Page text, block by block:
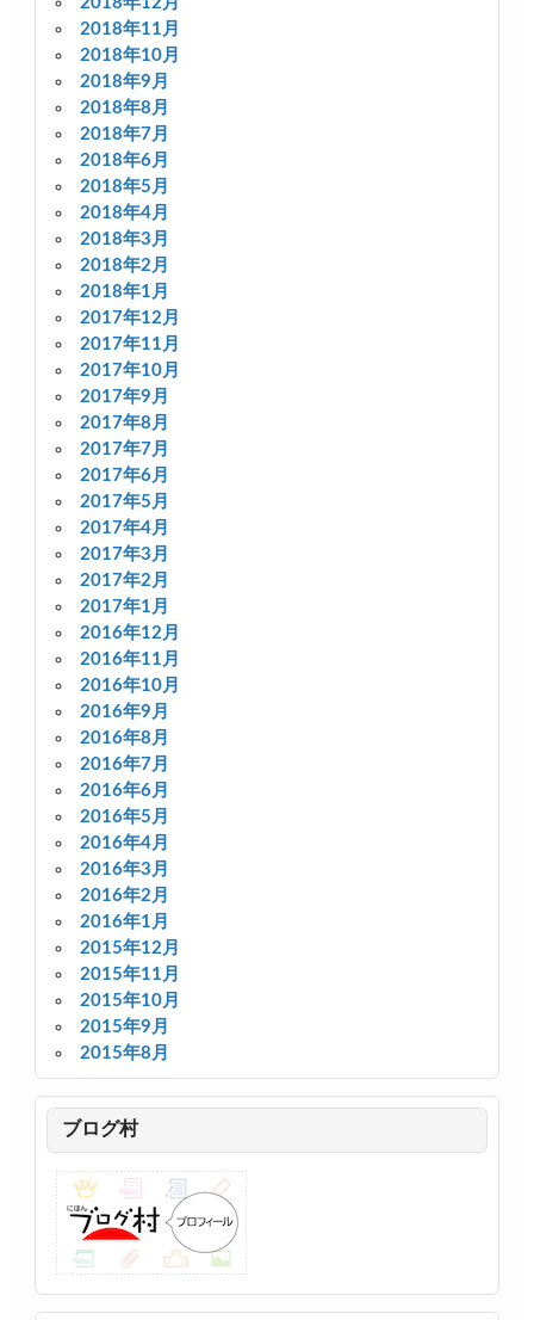
2018年11月
2018年10月
2018年9月
2018年8月
2018年7月
2018年6月
2018年5月
2018年4月
2018年3月
2018年2月
2018年1月
2017年12月
2017年11月
2017年10月
2017年9月
2017年8月
2017年7月
2017年6月
2017年5月
2017年4月
2017年3月
2017年2月
2017年1月
2016年12月
2016年11月
2016年10月
2016年9月
2016年8月
2016年7月
2016年6月
2016年5月
2016年4月
2016年3月
2016年2月
2016年1月
2015年12月
2015年11月
2015年10月
2015年9月
2015年8月
ブログ村